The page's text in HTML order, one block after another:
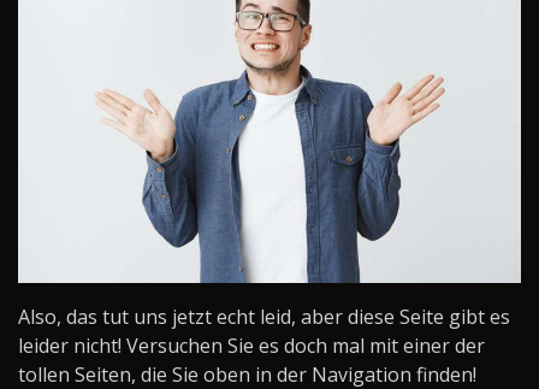
Also, das tut uns jetzt echt leid, aber diese Seite gibt es
leider nicht! Versuchen Sie es doch mal mit einer der
tollen Seiten, die Sie oben in der Navigation finden!